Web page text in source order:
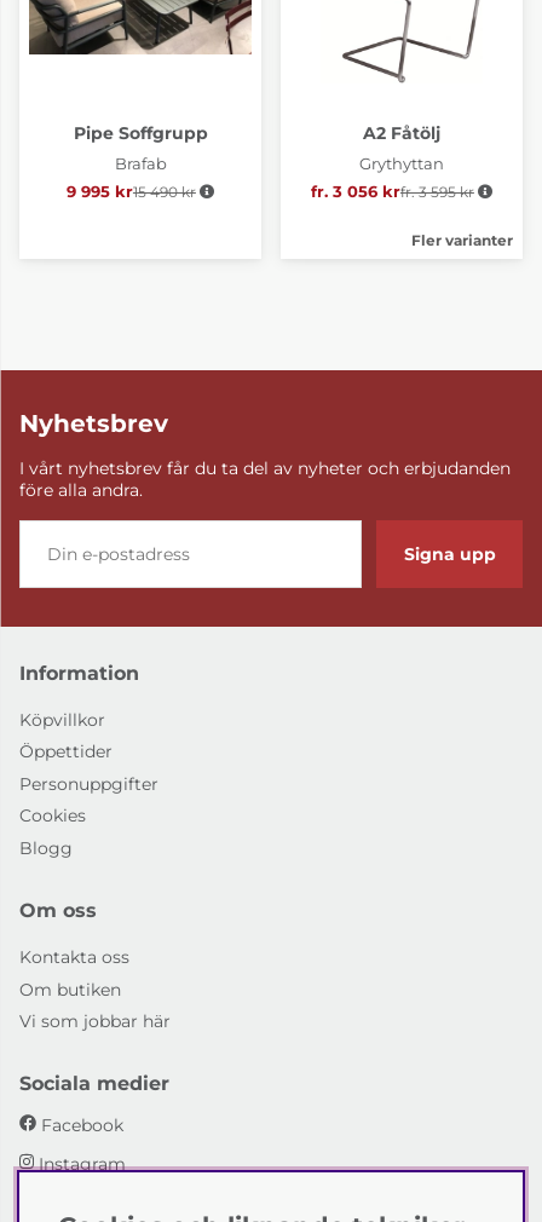
Pipe Soffgrupp
Brafab
9 995 kr Ordinarie pris:
15 490 kr
A2 Fåtölj
Grythyttan
fr. 3 056 krOrdinarie pris:
fr. 3 595 kr
Fler varianter
Nyhetsbrev
I vårt nyhetsbrev får du ta del av nyheter och erbjudanden
före alla andra.
Signa upp
Information
Köpvillkor
Öppettider
Personuppgifter
Cookies
Blogg
Om oss
Kontakta oss
Om butiken
Vi som jobbar här
Sociala medier
Facebook
Instagram